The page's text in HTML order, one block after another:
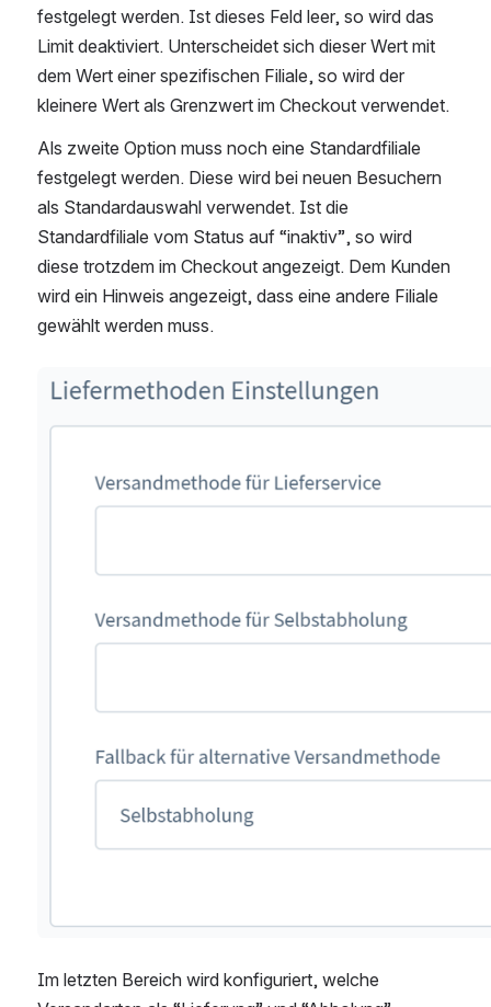
festgelegt werden. Ist dieses Feld leer, so wird das
Limit deaktiviert. Unterscheidet sich dieser Wert mit
dem Wert einer spezifischen Filiale, so wird der
kleinere Wert als Grenzwert im Checkout verwendet.
Als zweite Option muss noch eine Standardfiliale
festgelegt werden. Diese wird bei neuen Besuchern
als Standardauswahl verwendet. Ist die
Standardfiliale vom Status auf “inaktiv”, so wird
diese trotzdem im Checkout angezeigt. Dem Kunden
wird ein Hinweis angezeigt, dass eine andere Filiale
gewählt werden muss.
öffnen
Im letzten Bereich wird konfiguriert, welche